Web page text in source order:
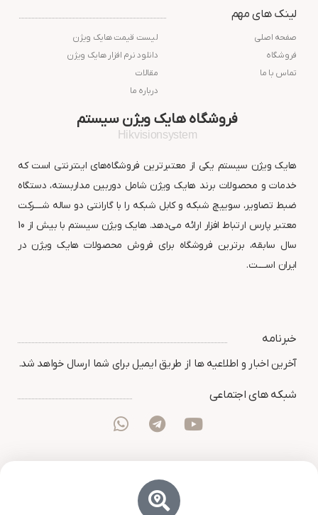
گارانتی : 24 ماه شرکت پارس ارتباط
افزار
لینک های مهم
صفحه اصلی
فروشگاه
تماس با ما
لیست قیمت هایک ویژن
دانلود نرم افزار هایک ویژن
مقالات
درباره ما
فروشگاه هایک ویژن سیستم
Hikvisionsystem
هایک ویژن سیستم یکی از معتبرترین فروشگاه‌های اینترنتی است که
خدمات و محصولات برند هایک ویژن شامل دوربین مداربسته، دستگاه
ضبط تصاویر، سوییچ شبکه و کابل شبکه را با گارانتی دو ساله شــــرکت
معتبر پارس ارتباط افزار ارائه می‌دهد. هایک ویژن سیستم با بیش از 10
سال سابقه، برترین فروشگاه برای فروش محصولات هایک ویژن در
ایران اســــت.
خبرنامه
آخرین اخبار و اطلاعیه ها از طریق ایمیل برای شما ارسال خواهد شد.
شبکه های اجتماعی